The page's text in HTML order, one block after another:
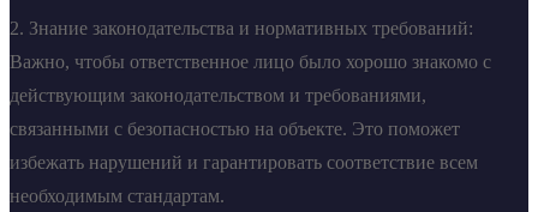
2. Знание законодательства и нормативных требований:
Важно, чтобы ответственное лицо было хорошо знакомо с
действующим законодательством и требованиями,
связанными с безопасностью на объекте. Это поможет
избежать нарушений и гарантировать соответствие всем
необходимым стандартам.